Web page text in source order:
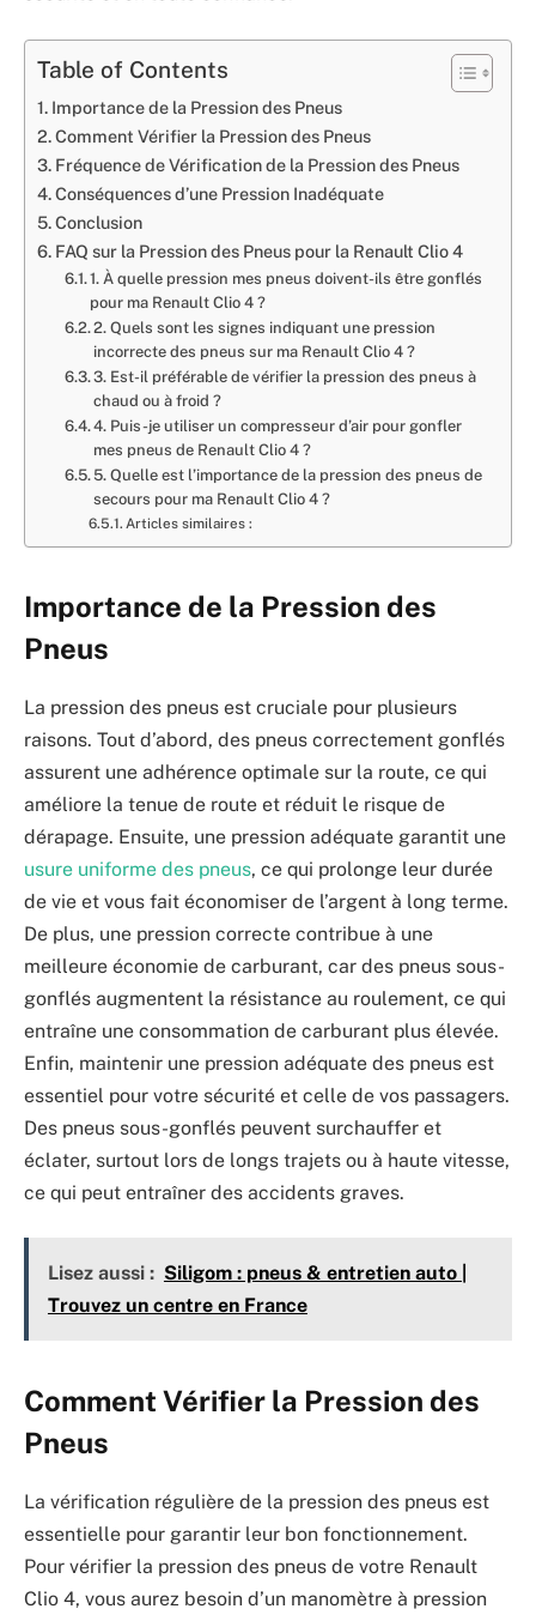
Table of Contents
Importance de la Pression des Pneus
Comment Vérifier la Pression des Pneus
Fréquence de Vérification de la Pression des Pneus
Conséquences d’une Pression Inadéquate
Conclusion
FAQ sur la Pression des Pneus pour la Renault Clio 4
1. À quelle pression mes pneus doivent-ils être gonflés
pour ma Renault Clio 4 ?
2. Quels sont les signes indiquant une pression
incorrecte des pneus sur ma Renault Clio 4 ?
3. Est-il préférable de vérifier la pression des pneus à
chaud ou à froid ?
4. Puis-je utiliser un compresseur d’air pour gonfler
mes pneus de Renault Clio 4 ?
5. Quelle est l’importance de la pression des pneus de
secours pour ma Renault Clio 4 ?
Articles similaires :
Importance de la Pression des
Pneus
La pression des pneus est cruciale pour plusieurs
raisons. Tout d’abord, des pneus correctement gonflés
assurent une adhérence optimale sur la route, ce qui
améliore la tenue de route et réduit le risque de
dérapage. Ensuite, une pression adéquate garantit une
usure uniforme des pneus, ce qui prolonge leur durée
de vie et vous fait économiser de l’argent à long terme.
De plus, une pression correcte contribue à une
meilleure économie de carburant, car des pneus sous-
gonflés augmentent la résistance au roulement, ce qui
entraîne une consommation de carburant plus élevée.
Enfin, maintenir une pression adéquate des pneus est
essentiel pour votre sécurité et celle de vos passagers.
Des pneus sous-gonflés peuvent surchauffer et
éclater, surtout lors de longs trajets ou à haute vitesse,
ce qui peut entraîner des accidents graves.
Lisez aussi : Siligom : pneus & entretien auto |
Trouvez un centre en France
Comment Vérifier la Pression des
Pneus
La vérification régulière de la pression des pneus est
essentielle pour garantir leur bon fonctionnement.
Pour vérifier la pression des pneus de votre Renault
Clio 4, vous aurez besoin d’un manomètre à pression